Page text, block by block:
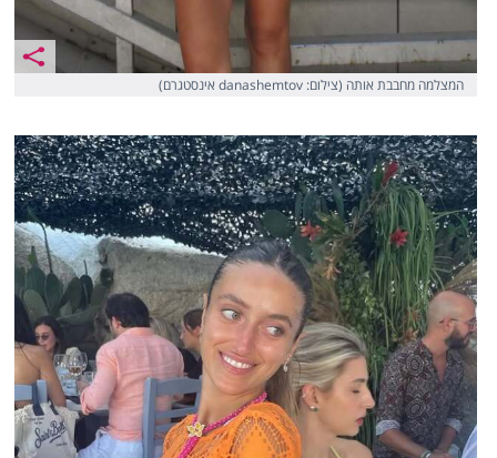
המצלמה מחבבת אותה (צילום: danashemtov אינסטגרם)